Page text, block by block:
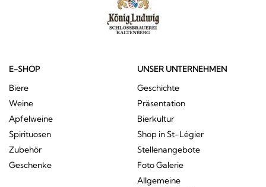
E-SHOP
Biere
Weine
Apfelweine
Spirituosen
Zubehör
Geschenke
UNSER UNTERNEHMEN
Geschichte
Präsentation
Bierkultur
Shop in St-Légier
Stellenangebote
Foto Galerie
Allgemeine